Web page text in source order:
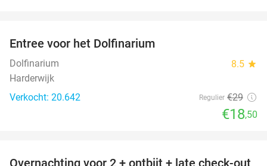
Entree voor het Dolfinarium
Dolfinarium 8.5 star
Harderwijk
Verkocht: 20.642
Regulier €29
€18,50
Overnachting voor 2 + ontbijt + late check-out